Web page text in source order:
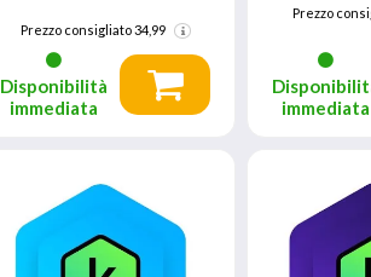
Prezzo consigliato34,99
Disponibilità
immediata
Prezzo
immediata